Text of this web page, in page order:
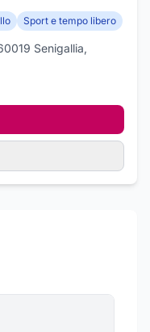
Sport e tempo libero
Senigallia,